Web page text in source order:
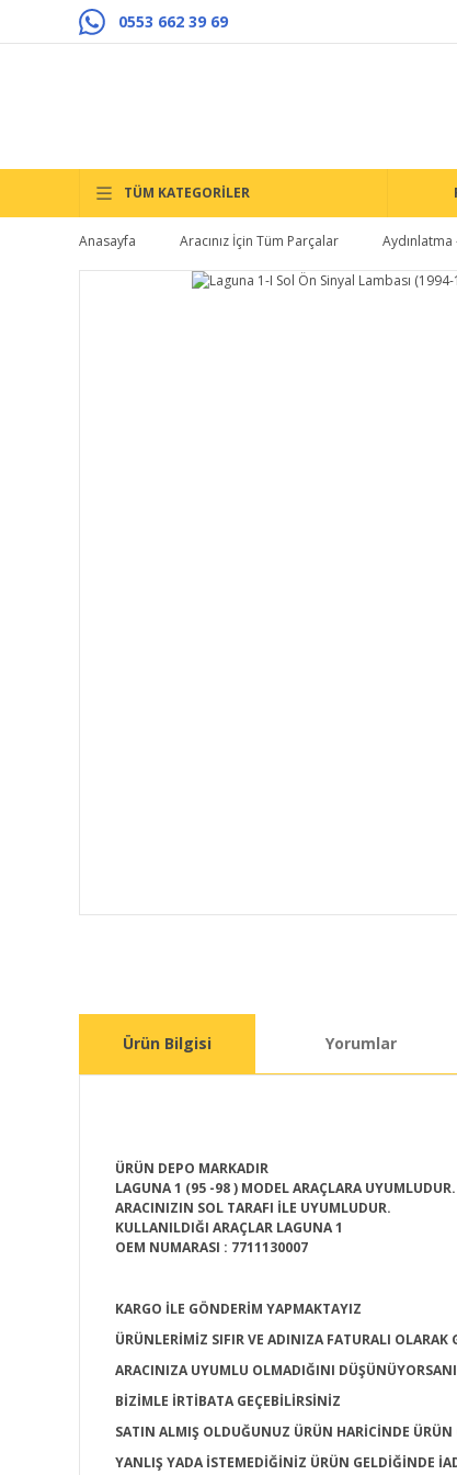
0553 662 39 69
TÜM KATEGORİLER
Anasayfa Aracınız İçin Tüm Parçalar Aydınlatma
Ürün Bilgisi Yorumlar
ÜRÜN DEPO MARKADIR
LAGUNA 1 (95 -98 ) MODEL ARAÇLARA UYUMLUDUR.
ARACINIZIN SOL TARAFI İLE UYUMLUDUR.
KULLANILDIĞI ARAÇLAR LAGUNA 1
OEM NUMARASI : 7711130007
KARGO İLE GÖNDERİM YAPMAKTAYIZ
ÜRÜNLERİMİZ SIFIR VE ADINIZA FATURALI OLARAK
ARACINIZA UYUMLU OLMADIĞINI
BİZİMLE İRTİBATA GEÇEBİLİRSİNİZ
SATIN ALMIŞ OLDUĞUNUZ ÜRÜN HARİCİNDE ÜRÜN
YANLIŞ YADA İSTEMEDİĞİNİZ ÜRÜN GELDİĞİNDE